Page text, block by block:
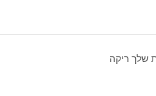
שלך ריקה